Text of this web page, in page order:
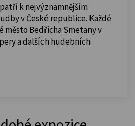
k nejvýznamnějším
v České republice. Každé
město Bedřicha Smetany v
a dalších hudebních